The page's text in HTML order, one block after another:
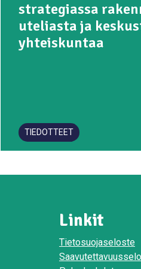
strategiassa
uteliasta ja
yhteiskuntaa
TIEDOTTEET
Linkit
Tietosuojaseloste